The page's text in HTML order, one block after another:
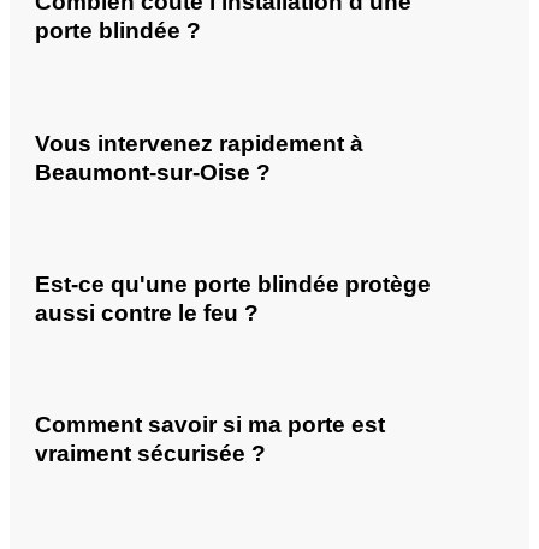
porte blindée ?
Vous intervenez rapidement à
Beaumont-sur-Oise ?
Est-ce qu'une porte blindée protège
aussi contre le feu ?
Comment savoir si ma porte est
vraiment sécurisée ?